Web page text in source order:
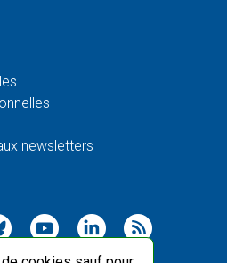
newsletters